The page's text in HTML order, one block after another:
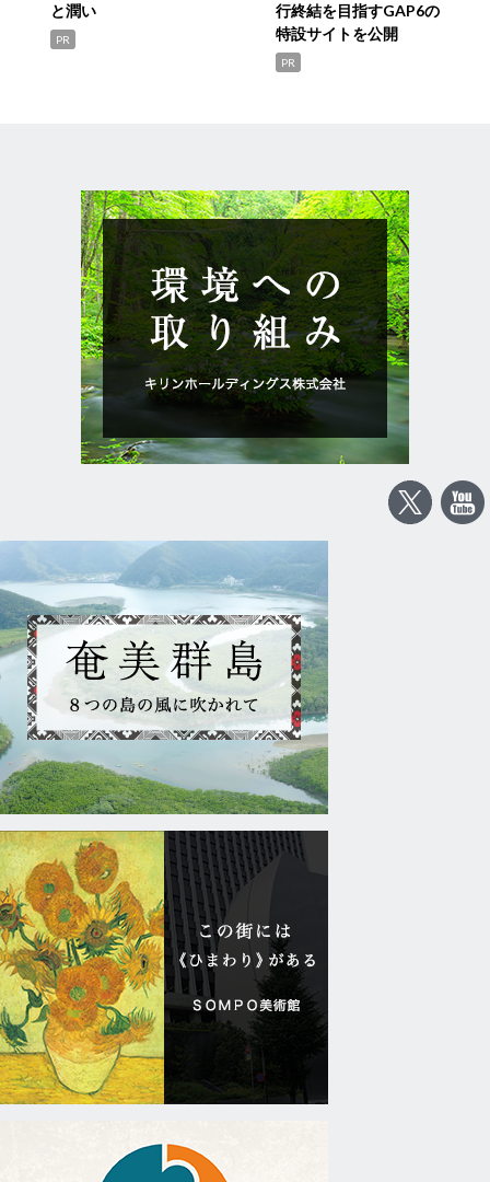
と潤い
PR
行終結を目指すGAP6の
特設サイトを公開
PR